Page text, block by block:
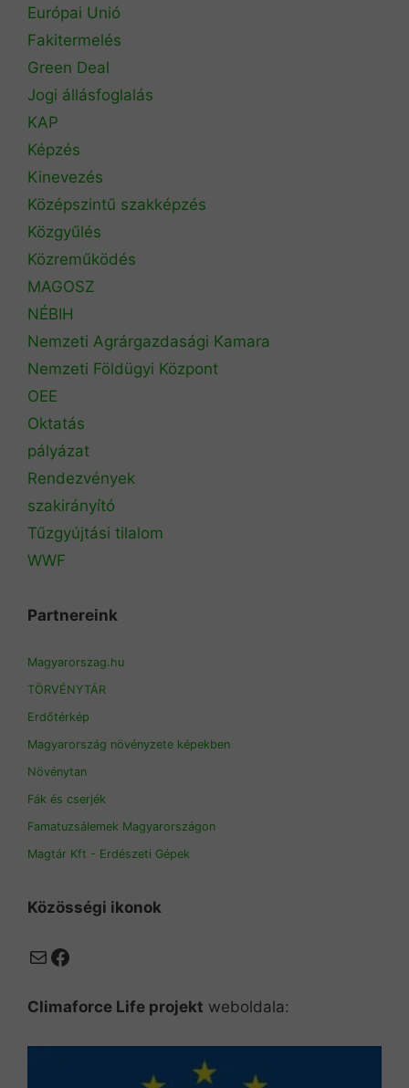
Európai Unió
Fakitermelés
Green Deal
Jogi állásfoglalás
KAP
Képzés
Kinevezés
Középszintű szakképzés
Közgyűlés
Közreműködés
MAGOSZ
NÉBIH
Nemzeti Agrárgazdasági Kamara
Nemzeti Földügyi Központ
OEE
Oktatás
pályázat
Rendezvények
szakirányító
Tűzgyújtási tilalom
WWF
Partnereink
Magyarorszag.hu
TÖRVÉNYTÁR
Erdőtérkép
Magyarország növényzete képekben
Növénytan
Fák és cserjék
Famatuzsálemek Magyarországon
Magtár Kft - Erdészeti Gépek
Közösségi ikonok
MailFacebook
Climaforce Life projekt weboldala: